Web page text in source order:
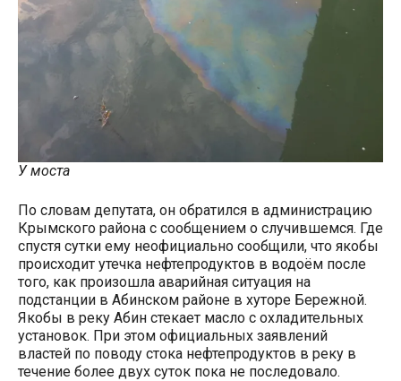
У моста
По словам депутата, он обратился в администрацию
Крымского района с сообщением о случившемся. Где
спустя сутки ему неофициально сообщили, что якобы
происходит утечка нефтепродуктов в водоём после
того, как произошла аварийная ситуация на
подстанции в Абинском районе в хуторе Бережной.
Якобы в реку Абин стекает масло с охладительных
установок. При этом официальных заявлений
властей по поводу стока нефтепродуктов в реку в
течение более двух суток пока не последовало.